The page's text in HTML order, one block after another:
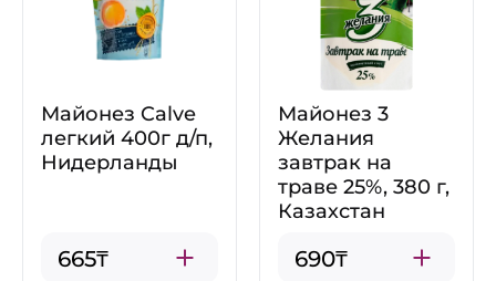
Майонез Calve
легкий 400г д/п,
Нидерланды
665₸
Майонез 3
Желания
завтрак на
траве 25%, 380 г,
Казахстан
690₸